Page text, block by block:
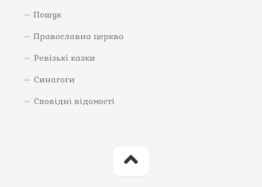
Пошук
Православна церква
Ревізькі казки
Синагоги
Сповідні відомості